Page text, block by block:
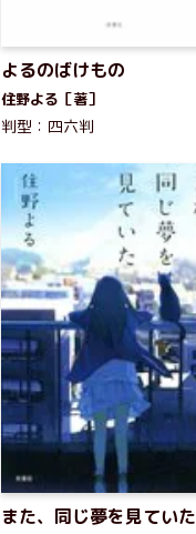
よるのばけもの
住野よる［著］
判型：四六判
また、同じ夢を見ていた